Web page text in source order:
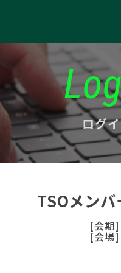
ログ
TSOメン
[会期]
[会場]